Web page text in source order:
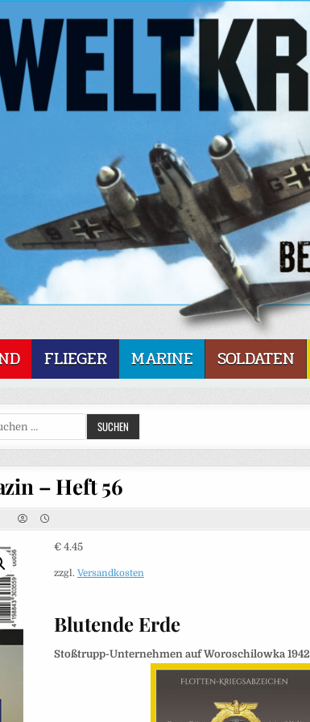
FLIEGER MARINE SOLDATEN
SUCHEN
– Heft 56
€4.45
zzgl. Versandkosten
Blutende Erde
Stoßtrupp-Unternehmen auf Woroschilowka 1942